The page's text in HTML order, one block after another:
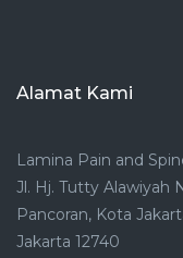
Alamat Kami
Lamina Pain and
Jl. Hj. Tutty Alawiyah
Pancoran, Kota
Jakarta 12740